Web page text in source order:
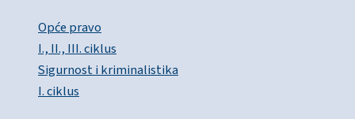
Opće pravo
I., II., III. ciklus
Sigurnost i kriminalistika
I. ciklus